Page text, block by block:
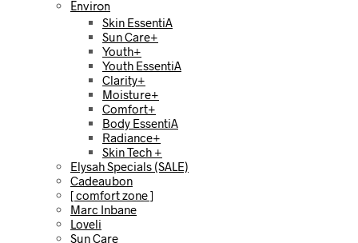
Environ
Skin EssentiA
Sun Care+
Youth+
Youth EssentiA
Clarity+
Moisture+
Comfort+
Body EssentiA
Radiance+
Skin Tech +
Elysah Specials (SALE)
Cadeaubon
[ comfort zone ]
Marc Inbane
Loveli
Sun Care